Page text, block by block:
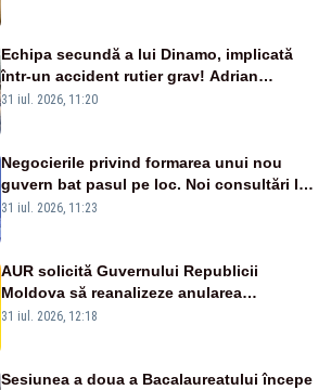
Echipa secundă a lui Dinamo, implicată
într-un accident rutier grav! Adrian
Ropotan a fost resuscitat
31 iul. 2026, 11:20
Negocierile privind formarea unui nou
guvern bat pasul pe loc. Noi consultări la
Cotroceni, așteptate după mijlocul lunii
31 iul. 2026, 11:23
AUR solicită Guvernului Republicii
Moldova să reanalizeze anularea
concertului de Ziua Limbii Române
31 iul. 2026, 12:18
Sesiunea a doua a Bacalaureatului începe